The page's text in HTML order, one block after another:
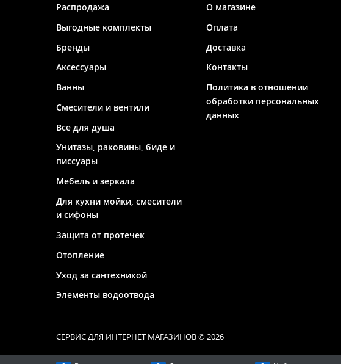
Распродажа
Выгодные комплекты
Бренды
Аксессуары
Ванны
Смесители и вентили
Все для душа
Унитазы, раковины, биде и
писсуары
Мебель и зеркала
Для кухни мойки, смесители
и сифоны
Защита от протечек
Отопление
Уход за сантехникой
Элементы водоотвода
О магазине
Оплата
Доставка
Контакты
Политика в отношении
обработки персональных
данных
СЕРВИС ДЛЯ ИНТЕРНЕТ МАГАЗИНОВ© 2026